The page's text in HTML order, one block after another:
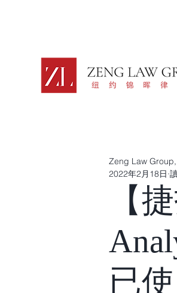
【
已
Zeng Law
2022年2月18日